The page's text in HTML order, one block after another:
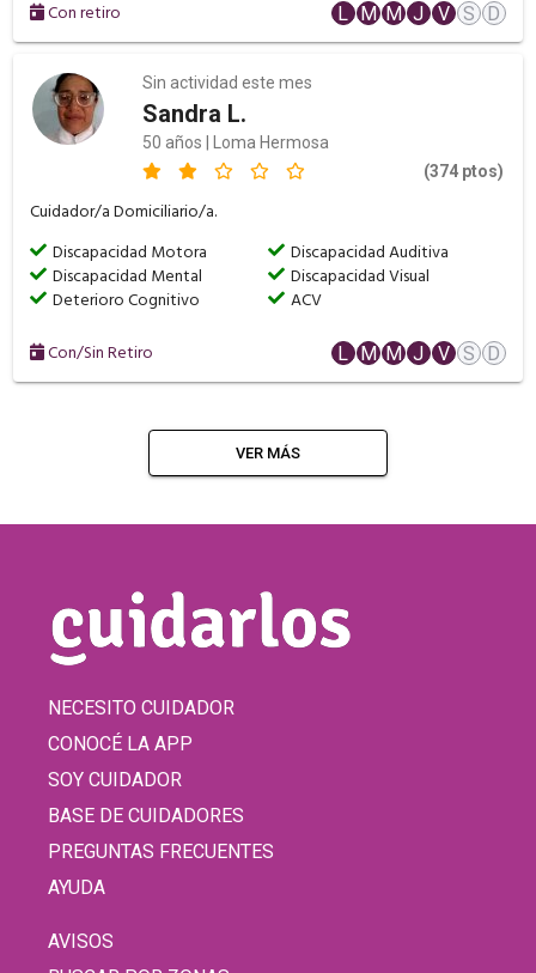
Con retiro
L M M J V S D
Sin actividad este mes
Sandra L.
50 años | Loma Hermosa
(374 ptos)
Cuidador/a Domiciliario/a.
Discapacidad Motora
Discapacidad Auditiva
Discapacidad Mental
Discapacidad Visual
Deterioro Cognitivo
ACV
Con/Sin Retiro L M M J V S D
VER MÁS
NECESITO CUIDADOR
CONOCÉ LA APP
SOY CUIDADOR
BASE DE CUIDADORES
PREGUNTAS FRECUENTES
AYUDA
AVISOS